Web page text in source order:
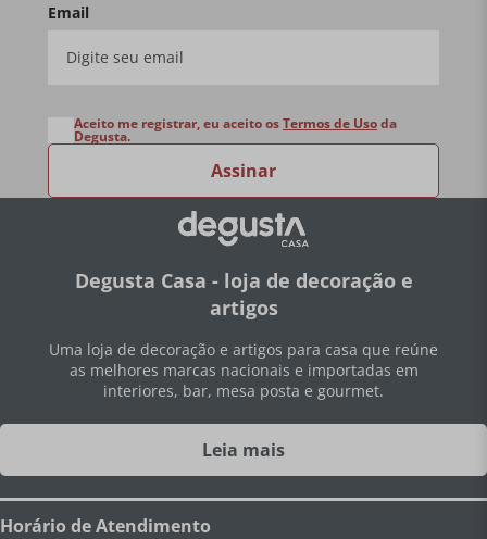
Email
Assinar
Aceito me registrar, eu aceito osTermos de Usoda
Degusta.
Degusta Casa - loja de decoração e
artigos
Uma loja de decoração e artigos para casa que reúne
as melhores marcas nacionais e importadas em
interiores, bar, mesa posta e gourmet.
Leia mais
Horário de Atendimento